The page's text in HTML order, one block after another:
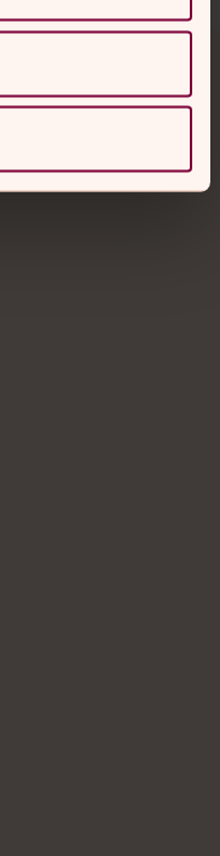
chatta anonymt